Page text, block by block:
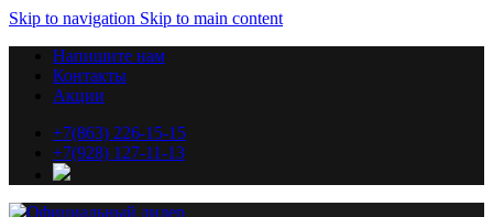
Skip to navigation Skip to main content
Напишите нам
Контакты
Акции
+7(863) 226-15-15
+7(928) 127-11-13